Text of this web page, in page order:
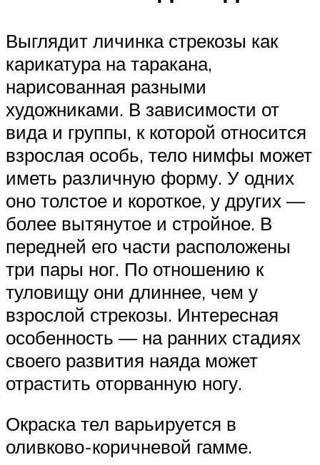
Выглядит личинка стрекозы как
карикатура на таракана,
нарисованная разными
художниками. В зависимости от
вида и группы, к которой относится
взрослая особь, тело нимфы может
иметь различную форму. У одних
оно толстое и короткое, у других —
более вытянутое и стройное. В
передней его части расположены
три пары ног. По отношению к
туловищу они длиннее, чем у
взрослой стрекозы. Интересная
особенность — на ранних стадиях
своего развития наяда может
отрастить оторванную ногу.
Окраска тел варьируется в
оливково-коричневой гамме.